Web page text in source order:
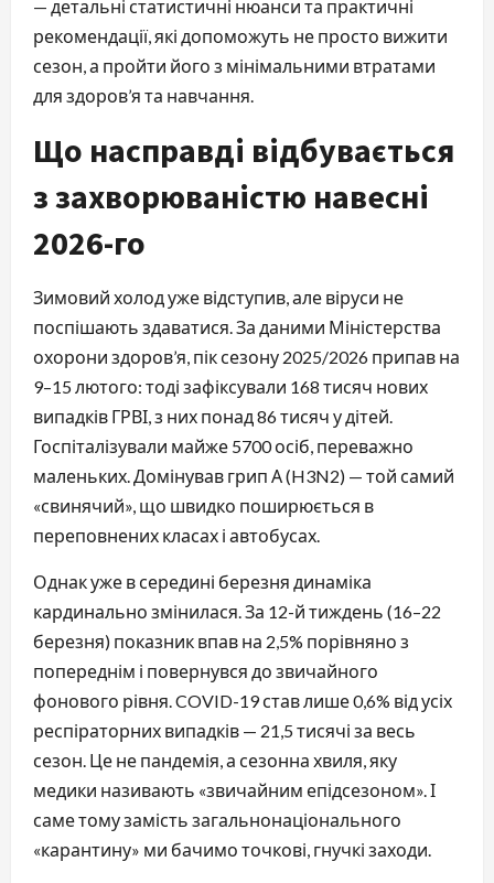
— детальні статистичні нюанси та практичні
рекомендації, які допоможуть не просто вижити
сезон, а пройти його з мінімальними втратами
для здоров’я та навчання.
Що насправді відбувається
з захворюваністю навесні
2026-го
Зимовий холод уже відступив, але віруси не
поспішають здаватися. За даними Міністерства
охорони здоров’я, пік сезону 2025/2026 припав на
9–15 лютого: тоді зафіксували 168 тисяч нових
випадків ГРВІ, з них понад 86 тисяч у дітей.
Госпіталізували майже 5700 осіб, переважно
маленьких. Домінував грип А (H3N2) — той самий
«свинячий», що швидко поширюється в
переповнених класах і автобусах.
Однак уже в середині березня динаміка
кардинально змінилася. За 12-й тиждень (16–22
березня) показник впав на 2,5% порівняно з
попереднім і повернувся до звичайного
фонового рівня. COVID-19 став лише 0,6% від усіх
респіраторних випадків — 21,5 тисячі за весь
сезон. Це не пандемія, а сезонна хвиля, яку
медики називають «звичайним епідсезоном». І
саме тому замість загальнонаціонального
«карантину» ми бачимо точкові, гнучкі заходи.